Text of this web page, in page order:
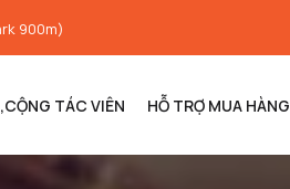
900m)
TÁC VIÊN HỖ TRỢ MUA HÀNG